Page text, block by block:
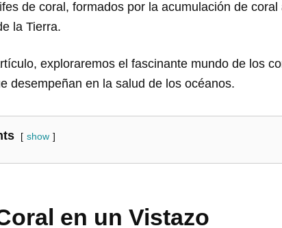
de coral, formados por la acumulación de
la Tierra.
exploraremos el fascinante mundo de los
desempeñan en la salud de los océanos.
show
en un Vistazo